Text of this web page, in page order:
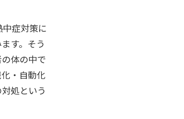
症対策に
す。そう
体の中で
・自動化
処という